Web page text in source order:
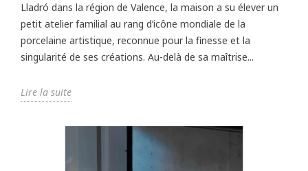
Lladró dans la région de Valence, la maison a su élever un
petit atelier familial au rang d’icône mondiale de la
porcelaine artistique, reconnue pour la finesse et la
singularité de ses créations. Au-delà de sa maîtrise...
Lire la suite